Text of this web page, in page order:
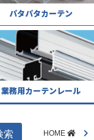
パタパタカーテン
業務用カーテンレール
索 HOME